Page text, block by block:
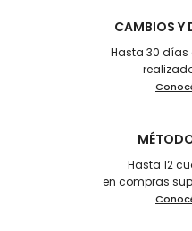
CAMBIOS Y
Hasta 30 días
Hasta 12
en compras